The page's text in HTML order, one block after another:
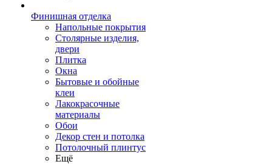
Финишная отделка
Напольные покрытия
Столярные изделия,
двери
Плитка
Окна
Бытовые и обойные
клеи
Лакокрасочные
материалы
Обои
Декор стен и потолка
Потолочный плинтус
Ещё